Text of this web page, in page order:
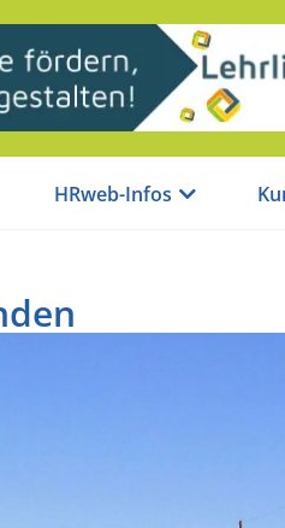
HRweb-Infos